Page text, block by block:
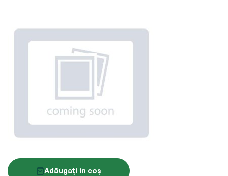
Adăugați in coș